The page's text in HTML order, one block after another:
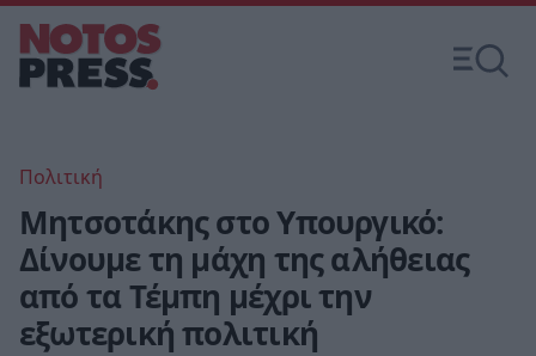
Πολιτική
Μητσοτάκης στο Υπουργικό:
Δίνουμε τη μάχη της αλήθειας
από τα Τέμπη μέχρι την
εξωτερική πολιτική